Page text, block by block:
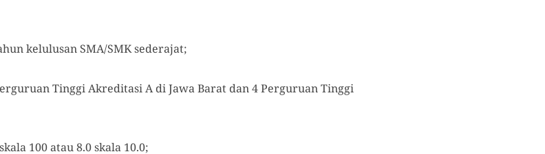
kelulusan SMA/SMK sederajat;
Tinggi Akreditasi A di Jawa Barat dan 4 Perguruan Tinggi
100 atau 8.0 skala 10.0;